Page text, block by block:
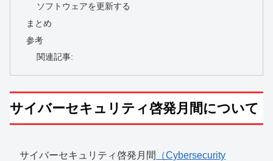
ソフトウェアを更新する
まとめ
参考
関連記事:
サイバーセキュリティ啓発月間について
サイバーセキュリティ啓発月間
（Cybersecurity